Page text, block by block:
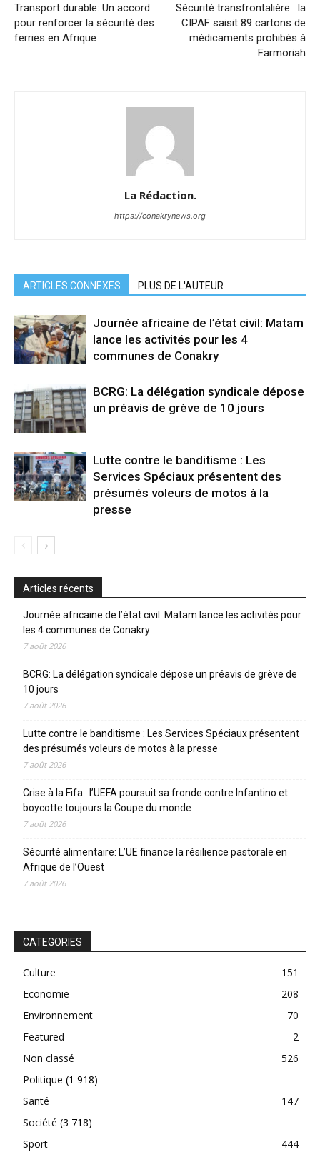
Transport durable: Un accord
pour renforcer la sécurité des
ferries en Afrique
Sécurité transfrontalière : la
CIPAF saisit 89 cartons de
médicaments prohibés à
Farmoriah
La Rédaction.
https://conakrynews.org
ARTICLES CONNEXES PLUS DE L'AUTEUR
Journée africaine de l’état civil: Matam
lance les activités pour les 4
communes de Conakry
BCRG: La délégation syndicale dépose
un préavis de grève de 10 jours
Lutte contre le banditisme : Les
Services Spéciaux présentent des
présumés voleurs de motos à la
presse
Articles récents
Journée africaine de l’état civil: Matam lance les activités pour
les 4 communes de Conakry
7 août 2026
BCRG: La délégation syndicale dépose un préavis de grève de
10 jours
7 août 2026
Lutte contre le banditisme : Les Services Spéciaux présentent
des présumés voleurs de motos à la presse
7 août 2026
Crise à la Fifa : l’UEFA poursuit sa fronde contre Infantino et
boycotte toujours la Coupe du monde
7 août 2026
Sécurité alimentaire: L’UE finance la résilience pastorale en
Afrique de l’Ouest
7 août 2026
CATEGORIES
Culture
151
Economie
208
Environnement
70
Featured
2
Non classé
526
Politique (1 918)
Santé
147
Société (3 718)
Sport
444